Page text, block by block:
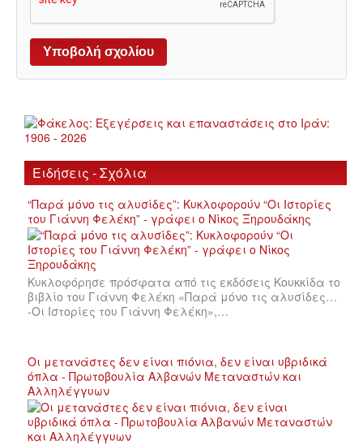
Ειδήσεις - Σχόλια
“Παρά μόνο τις αλυσίδες”: Κυκλοφορούν “Οι Ιστορίες
του Γιάννη Φελέκη” - γράφει ο Νίκος Ξηρουδάκης
Κυκλοφόρησε πρόσφατα από τις εκδόσεις Κουκκίδα το
βιβλίο του Γιάννη Φελέκη «Παρά μόνο τις αλυσίδες…
-Οι Ιστορίες του Γιάννη Φελέκη»,…
Οι μετανάστες δεν είναι πιόνια, δεν είναι υβριδικά
όπλα - Πρωτοβουλία Αλβανών Μεταναστών και
Αλληλέγγυων